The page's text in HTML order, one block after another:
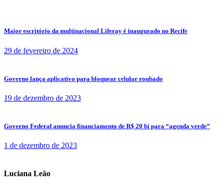
Maior escritório da multinacional Liferay é inaugurado no Recife
29 de fevereiro de 2024
Governo lança aplicativo para bloquear celular roubado
19 de dezembro de 2023
Governo Federal anuncia financiamento de R$ 20 bi para “agenda verde”
1 de dezembro de 2023
Luciana Leão